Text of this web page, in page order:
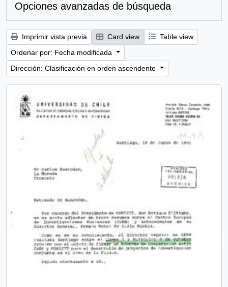
Opciones avanzadas de búsqueda
Imprimir vista previa Card view
Table view
Ordenar por: Fecha modificada
Dirección: Clasificación en orden ascendente